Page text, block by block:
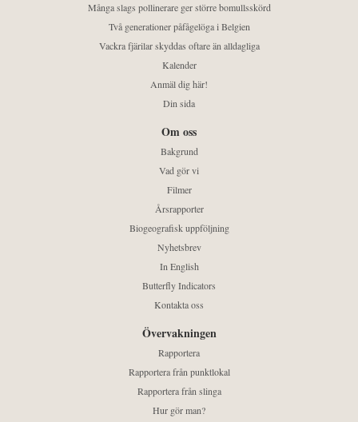
Många slags pollinerare ger större bomullsskörd
Två generationer påfågelöga i Belgien
Vackra fjärilar skyddas oftare än alldagliga
Kalender
Anmäl dig här!
Din sida
Om oss
Bakgrund
Vad gör vi
Filmer
Årsrapporter
Biogeografisk uppföljning
Nyhetsbrev
In English
Butterfly Indicators
Kontakta oss
Övervakningen
Rapportera
Rapportera från punktlokal
Rapportera från slinga
Hur gör man?